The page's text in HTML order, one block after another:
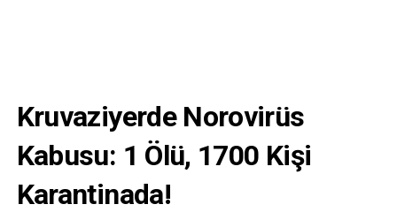
Kruvaziyerde Norovirüs
Kabusu: 1 Ölü, 1700 Kişi
Karantinada!